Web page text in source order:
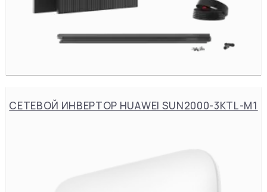
СЕТЕВОЙ ИНВЕРТОР HUAWEI SUN2000-3KTL-M1